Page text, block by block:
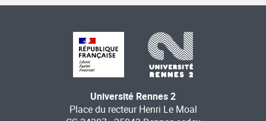
Université Rennes 2
Place du recteur Henri Le Moal